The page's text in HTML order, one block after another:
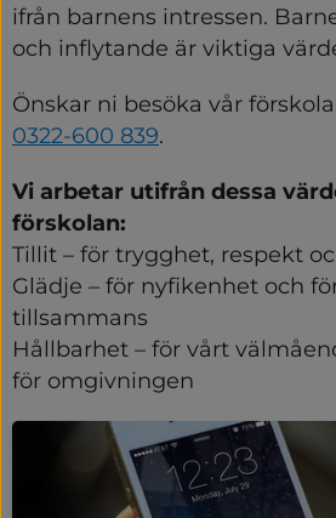
ifrån barnens intressen.
och inflytande är viktiga
Önskar ni besöka vår
0322-600 839.
Vi arbetar utifrån dessa
förskolan:
Tillit – för trygghet, respekt
Glädje – för nyfikenhet och
tillsammans
Hållbarhet – för vårt
för omgivningen